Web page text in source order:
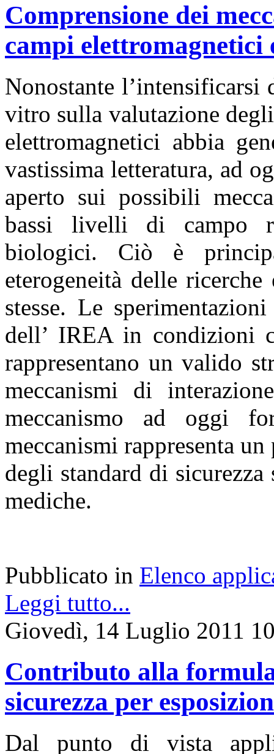
Comprensione dei
campi elettromagnetici
Nonostante
vitro sulla valutazione
elettromagnetici abbia
vastissima letteratura, ad
aperto sui possibili
bassi livelli di campo
biologici. Ciò è
eterogeneità delle
stesse. Le
dell’ IREA in condizioni
rappresentano un valido
meccanismi di
meccanismo ad oggi
meccanismi rappresenta
degli standard di
mediche.
Pubblicato in Elenco
Leggi tutto...
Giovedì, 14 Luglio 2011
Contributo alla
sicurezza per
Dal punto di vista